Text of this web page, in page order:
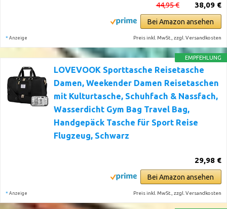
38,09 €
44,95 €
Bei Amazon ansehen
* Anzeige Preis inkl. MwSt., zzgl. Versandkosten
EMPFEHLUNG
LOVEVOOK Sporttasche Reisetasche
Damen, Weekender Damen Reisetaschen
mit Kulturtasche, Schuhfach & Nassfach,
Wasserdicht Gym Bag Travel Bag,
Handgepäck Tasche für Sport Reise
Flugzeug, Schwarz
29,98 €
Bei Amazon ansehen
* Anzeige Preis inkl. MwSt., zzgl. Versandkosten